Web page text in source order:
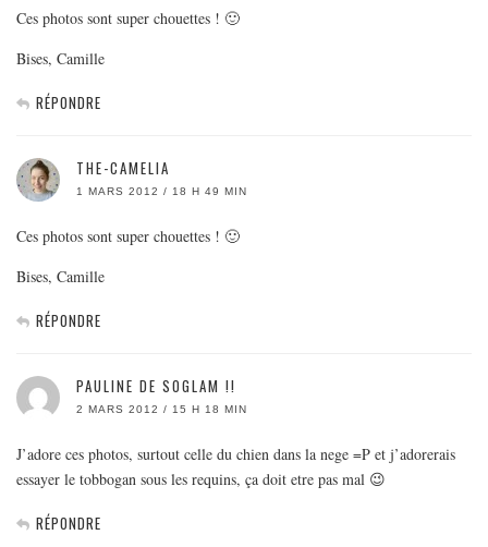
Ces photos sont super chouettes ! 🙂
Bises, Camille
RÉPONDRE
THE-CAMELIA
1 MARS 2012 / 18 H 49 MIN
Ces photos sont super chouettes ! 🙂
Bises, Camille
RÉPONDRE
PAULINE DE SOGLAM !!
2 MARS 2012 / 15 H 18 MIN
J’adore ces photos, surtout celle du chien dans la nege =P et j’adorerais
essayer le tobbogan sous les requins, ça doit etre pas mal 😉
RÉPONDRE